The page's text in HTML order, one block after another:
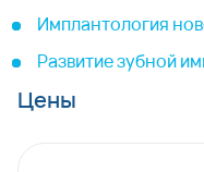
Имплантология
Развитие зубной
Цены